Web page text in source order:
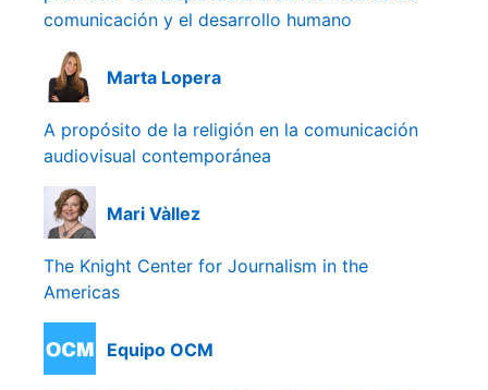
comunicación y el desarrollo humano
Marta Lopera
A propósito de la religión en la comunicación
audiovisual contemporánea
Mari Vàllez
The Knight Center for Journalism in the
Americas
Equipo OCM